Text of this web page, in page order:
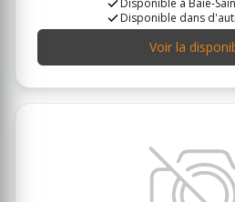
Disponible à Baie-
Disponible dans
Voir la